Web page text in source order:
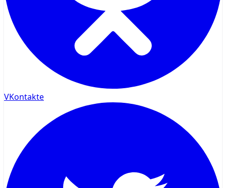
VKontakte